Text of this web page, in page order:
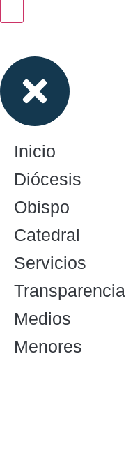
Inicio
Diócesis
Obispo
Catedral
Servicios
Transparencia
Medios
Menores